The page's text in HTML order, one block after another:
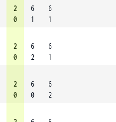
2
0
6
1
6
1
2
0
6
2
6
1
2
0
6
0
6
2